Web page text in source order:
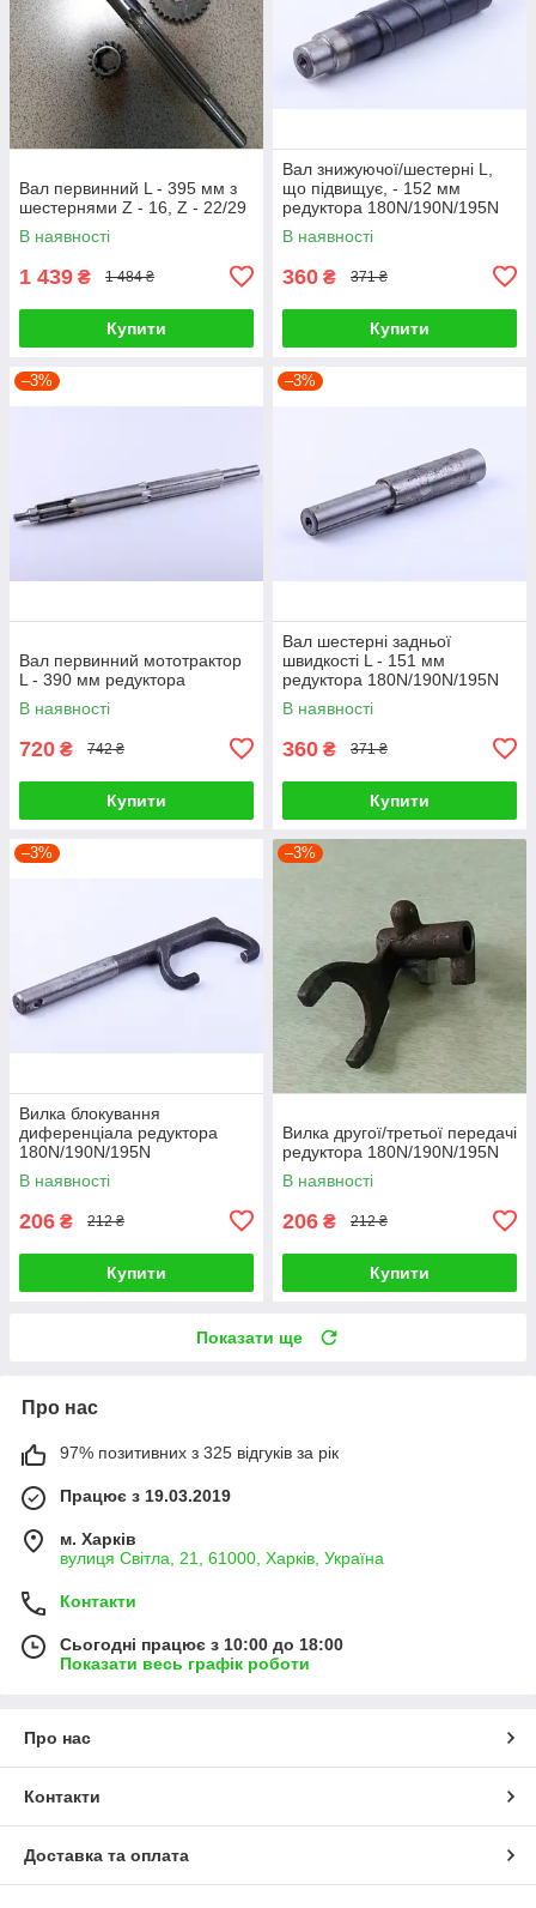
Вал первинний L - 395 мм з
шестернями Z - 16, Z - 22/29
В наявності
1 439 ₴ 1 484 ₴
Купити
Вал знижуючої/шестерні L,
що підвищує, - 152 мм
редуктора 180N/190N/195N
В наявності
360 ₴ 371 ₴
Купити
–3%
Вал первинний мототрактор
L - 390 мм редуктора
В наявності
720 ₴ 742 ₴
Купити
–3%
Вал шестерні задньої
швидкості L - 151 мм
редуктора 180N/190N/195N
В наявності
360 ₴ 371 ₴
Купити
–3%
Вилка блокування
диференціала редуктора
180N/190N/195N
В наявності
206 ₴ 212 ₴
Купити
–3%
Вилка другої/третьої передачі
редуктора 180N/190N/195N
В наявності
206 ₴ 212 ₴
Купити
Показати ще
Про нас
97% позитивних з 325 відгуків за рік
Працює з 19.03.2019
м. Харків
вулиця Світла, 21, 61000, Харків, Україна
Контакти
Сьогодні працює з 10:00 до 18:00
Показати весь графік роботи
Про нас
Контакти
Доставка та оплата